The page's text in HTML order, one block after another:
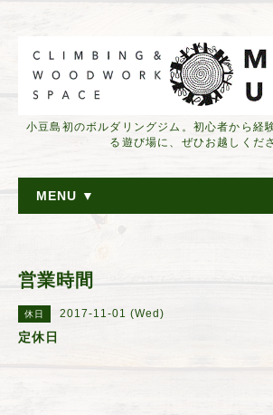
小豆島初のボルダリングジム。初心者から経
る遊び場に、ぜひお越しくだ
MENU ▼
営業時間
休日 2017-11-01 (Wed)
定休日